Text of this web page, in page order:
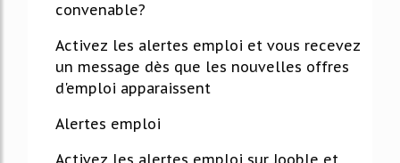
convenable?
Activez les alertes emploi et vous recevez
un message dès que les nouvelles offres
d'emploi apparaissent
Alertes emploi